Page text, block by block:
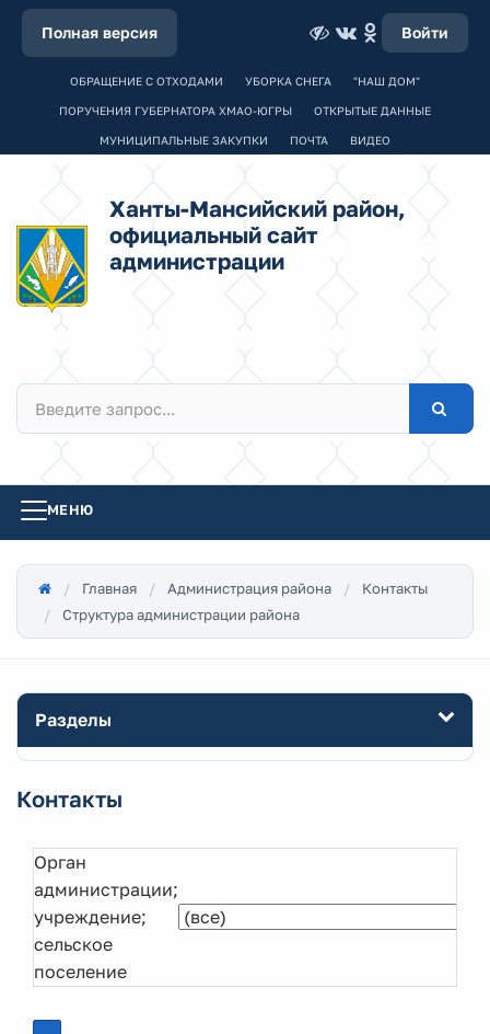
Полная версия Войти
ОБРАЩЕНИЕ С ОТХОДАМИ УБОРКА СНЕГА "НАШ ДОМ"
ПОРУЧЕНИЯ ГУБЕРНАТОРА ХМАО-ЮГРЫ ОТКРЫТЫЕ ДАННЫЕ
МУНИЦИПАЛЬНЫЕ ЗАКУПКИ ПОЧТА ВИДЕО
Ханты-Мансийский район,
официальный сайт
администрации
МЕНЮ
Главная Администрация района
Контакты
Структура администрации района
Разделы
Контакты
Орган
администрации;
учреждение;
сельское
поселение